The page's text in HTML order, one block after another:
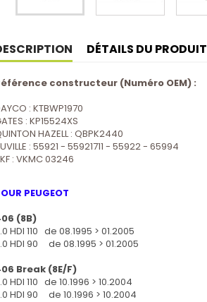
DÉTAILS DU PRODUIT
constructeur (Numéro OEM) :
: KTBWP1970
: KP15524XS
HAZELL : QBPK2440
: 55921 - 55921711 - 55922 - 65994
: VKMC 03246
PEUGEOT
(8B)
HDI 110 de 08.1995 > 01.2005
HDI 90 de 08.1995 > 01.2005
Break (8E/F)
HDI 110 de 10.1996 > 10.2004
HDI 90 de 10.1996 > 10.2004